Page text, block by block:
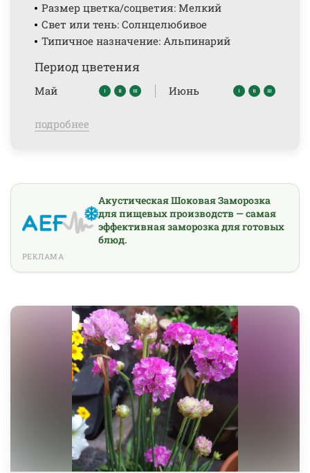
Размер цветка/соцветия: Мелкий
Свет или тень: Солнцелюбивое
Типичное назначение: Альпинарий
Период цветения
Май Июнь
подробнее
Акустическая Шоковая Заморозка
для пищевых производств — самая
эффективная заморозка для готовых
блюд.
РЕКЛАМА